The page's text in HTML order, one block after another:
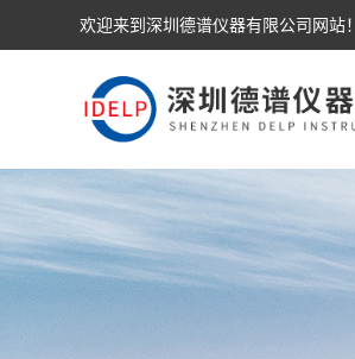
欢迎来到深圳德谱仪器有限公司网站！